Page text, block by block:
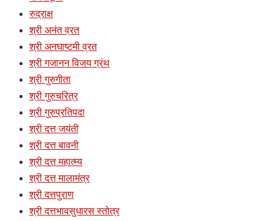
रुद्राक्ष
श्री अनंत व्रत
श्री अनघाष्टमी व्रत
श्री गजानन विजय ग्रंथ
श्री गुरुगीता
श्री गुरुचरित्र
श्री गुरुप्रतिपदा
श्री दत्त जयंती
श्री दत्त बावनी
श्री दत्त महात्म्य
श्री दत्त मालामंत्र
श्री दत्तपुराण
श्री दत्तभावसुधारस स्तोत्र